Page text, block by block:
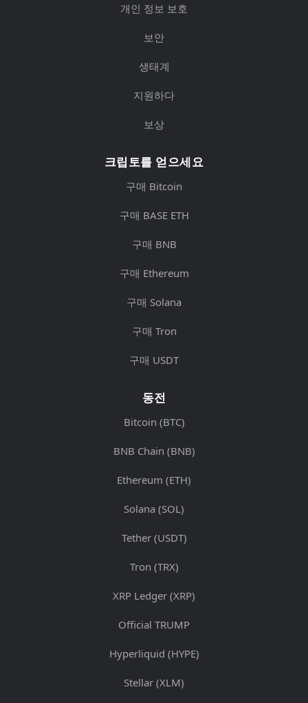
개인 정보 보호
보안
생태계
지원하다
보상
크립토를 얻으세요
구매 Bitcoin
구매 BASE ETH
구매 BNB
구매 Ethereum
구매 Solana
구매 Tron
구매 USDT
동전
Bitcoin (BTC)
BNB Chain (BNB)
Ethereum (ETH)
Solana (SOL)
Tether (USDT)
Tron (TRX)
XRP Ledger (XRP)
Official TRUMP
Hyperliquid (HYPE)
Stellar (XLM)